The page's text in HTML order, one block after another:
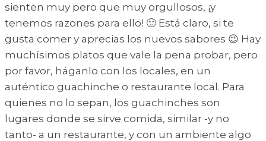
sienten muy pero que muy orgullosos, ¡y
tenemos razones para ello! 🙂 Está claro, si te
gusta comer y aprecias los nuevos sabores 😉 Hay
muchísimos platos que vale la pena probar, pero
por favor, háganlo con los locales, en un
auténtico guachinche o restaurante local. Para
quienes no lo sepan, los guachinches son
lugares donde se sirve comida, similar -y no
tanto- a un restaurante, y con un ambiente algo